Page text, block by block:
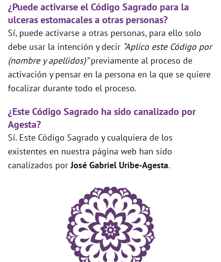
¿Puede activarse el Código Sagrado para la
ulceras estomacales a otras personas?
Sí, puede activarse a otras personas, para ello solo
debe usar la intención y decir “Aplico este Código por
(nombre y apellidos)”previamente al proceso de
activación y pensar en la persona en la que se quiere
focalizar durante todo el proceso.
¿Este Código Sagrado ha sido canalizado por
Agesta?
Sí. Este Código Sagrado y cualquiera de los
existentes en nuestra página web han sido
canalizados porJosé Gabriel Uribe-Agesta.